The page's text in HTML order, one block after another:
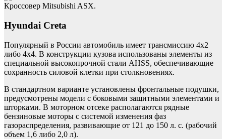
Кроссовер Mitsubishi ASX.
Hyundai Creta
Популярный в России автомобиль имеет трансмиссию 4х2
либо 4х4. В конструкции кузова использованы элементы из
специальной высокопрочной стали AHSS, обеспечивающие
сохранность силовой клетки при столкновениях.
В стандартном варианте установлены фронтальные подушки,
предусмотрены модели с боковыми защитными элементами и
шторками. В моторном отсеке располагаются рядные
бензиновые моторы с системой изменения фаз
газораспределения, развивающие от 121 до 150 л. с. (рабочий
объем 1,6 либо 2,0 л).